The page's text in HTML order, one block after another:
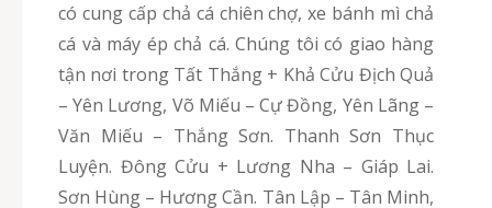
có cung cấp chả cá chiên chợ, xe bánh mì chả
cá và máy ép chả cá. Chúng tôi có giao hàng
tận nơi trong Tất Thắng + Khả Cửu Địch Quả
– Yên Lương, Võ Miếu – Cự Đồng, Yên Lãng –
Văn Miếu – Thắng Sơn. Thanh Sơn Thục
Luyện. Đông Cửu + Lương Nha – Giáp Lai.
Sơn Hùng – Hương Cần. Tân Lập – Tân Minh,